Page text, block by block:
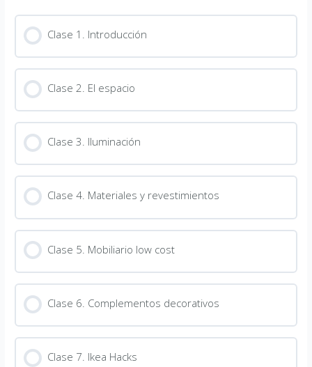
Clase 1. Introducción
Clase 2. El espacio
Clase 3. Iluminación
Clase 4. Materiales y revestimientos
Clase 5. Mobiliario low cost
Clase 6. Complementos decorativos
Clase 7. Ikea Hacks